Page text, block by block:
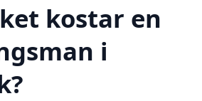
kostar en
i